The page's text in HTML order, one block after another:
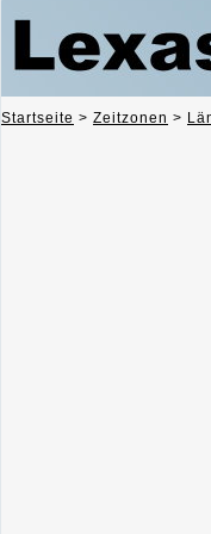
Startseite > Zeitzonen >